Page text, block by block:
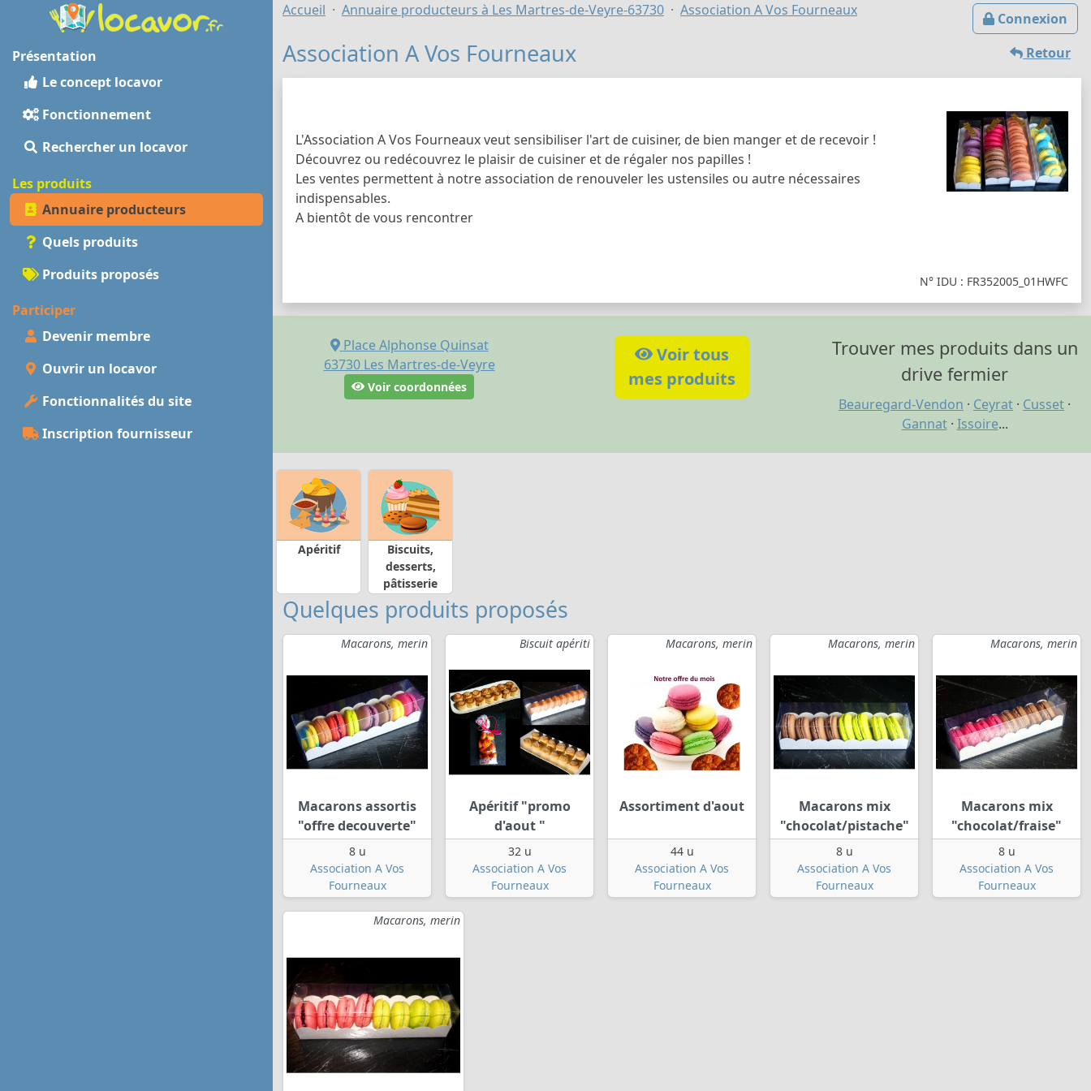
Présentation
Le concept locavor
Fonctionnement
Rechercher un locavor
Les produits
Annuaire producteurs
Quels produits
Produits proposés
Participer
Devenir membre
Ouvrir un locavor
Fonctionnalités du site
Inscription fournisseur
Connexion
Accueil Annuaire producteurs à Les Martres-de-Veyre-63730 Association A Vos Fourneaux
Retour
Association A Vos Fourneaux
L'Association A Vos Fourneaux veut sensibiliser l'art de cuisiner, de bien manger et de recevoir !
Découvrez ou redécouvrez le plaisir de cuisiner et de régaler nos papilles !
Les ventes permettent à notre association de renouveler les ustensiles ou autre nécessaires
indispensables.
A bientôt de vous rencontrer
N° IDU : FR352005_01HWFC
Place Alphonse Quinsat
63730 Les Martres-de-Veyre
Voir coordonnées
Voir tous
mes produits
Trouver mes produits dans un
drive fermier
Beauregard-Vendon · Ceyrat · Cusset ·
Gannat· Issoire...
Apéritif
Biscuits,
desserts,
pâtisserie
Quelques produits proposés
Macarons, merin
Macarons assortis
"offre decouverte"
8 u
Association A Vos
Fourneaux
Biscuit apériti
Apéritif "promo
d'aout "
32 u
Association A Vos
Fourneaux
Macarons, merin
Assortiment d'aout
44 u
Association A Vos
Fourneaux
Macarons, merin
Macarons mix
"chocolat/pistache"
8 u
Association A Vos
Fourneaux
Macarons, merin
Macarons mix
"chocolat/fraise"
8 u
Association A Vos
Fourneaux
Macarons, merin